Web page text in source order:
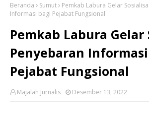
Beranda Sumut
Pemkab Labura Gelar
Informasi bagi Pejabat Fungsional
Pemkab Labura Gelar
Penyebaran
Pejabat Fungsional
Majalah Jurnalis Desember 13, 2022